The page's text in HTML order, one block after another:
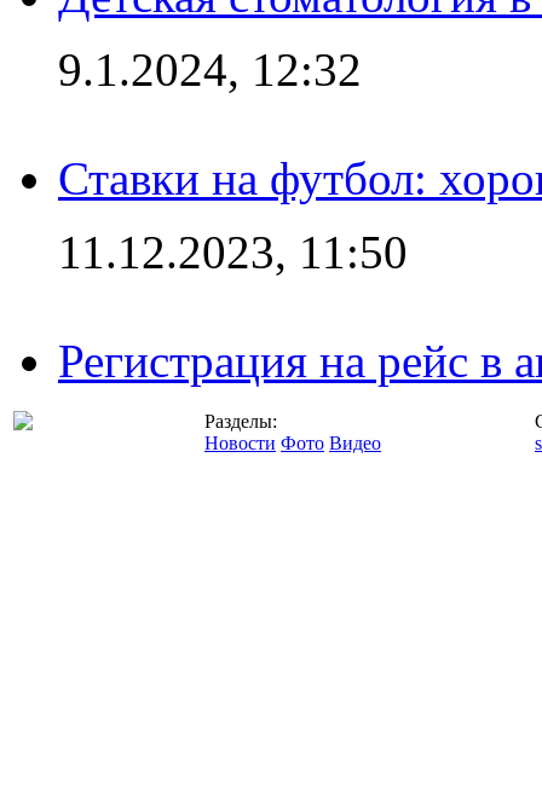
9.1.2024, 12:32
Ставки на футбол:
11.12.2023, 11:50
Регистрация на рейс в
Разделы:
Новости Фото Видео